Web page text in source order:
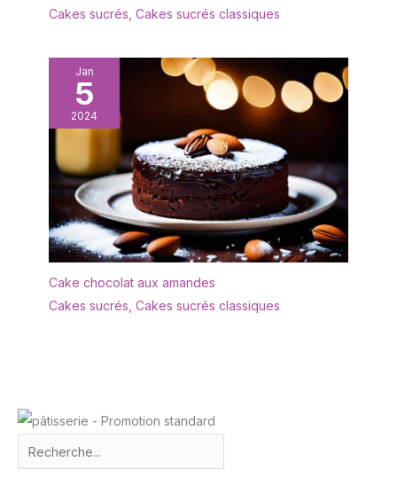
Cakes sucrés Cakes sucrés classiques
Jan
5
2024
Cake chocolat aux amandes
Cakes sucrés Cakes sucrés classiques